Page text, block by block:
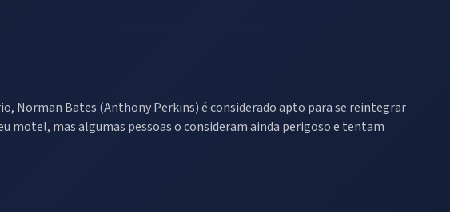
Norman Bates (Anthony Perkins) é considerado apto para se reintegrar
motel, mas algumas pessoas o consideram ainda perigoso e tentam